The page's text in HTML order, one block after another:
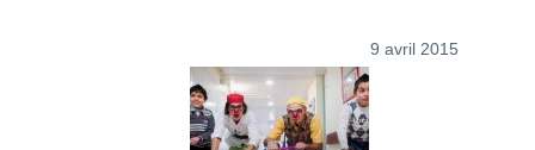
9 avril 2015